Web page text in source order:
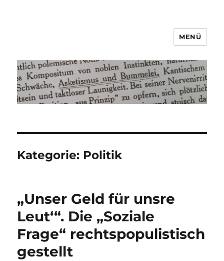
Asketismus und Bummelei
MENÜ
Kategorie: Politik
„Unser Geld für unsre
Leut‘“. Die „Soziale
Frage“ rechtspopulistisch
gestellt